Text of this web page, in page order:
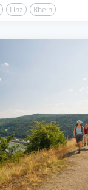
Linz Rhein